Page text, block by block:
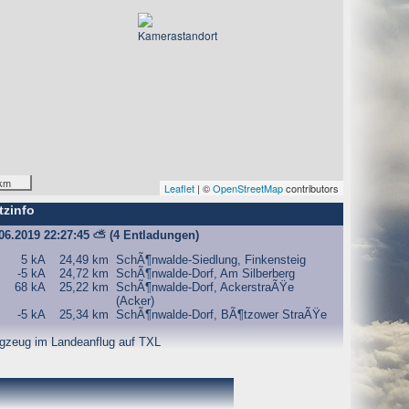
Leaflet | ©OpenStreetMapcontributors
22:27:45 ⛅ (4 Entladungen)
5 kA 24,49 km
SchÃ¶nwalde-Siedlung, Finkensteig
-5 kA 24,72 km
SchÃ¶nwalde-Dorf, Am Silberberg
68 kA 25,22 km
SchÃ¶nwalde-Dorf, AckerstraÃŸe
(Acker)
-5 kA 25,34 km
SchÃ¶nwalde-Dorf, BÃ¶tzower StraÃŸe
im Landeanflug auf TXL